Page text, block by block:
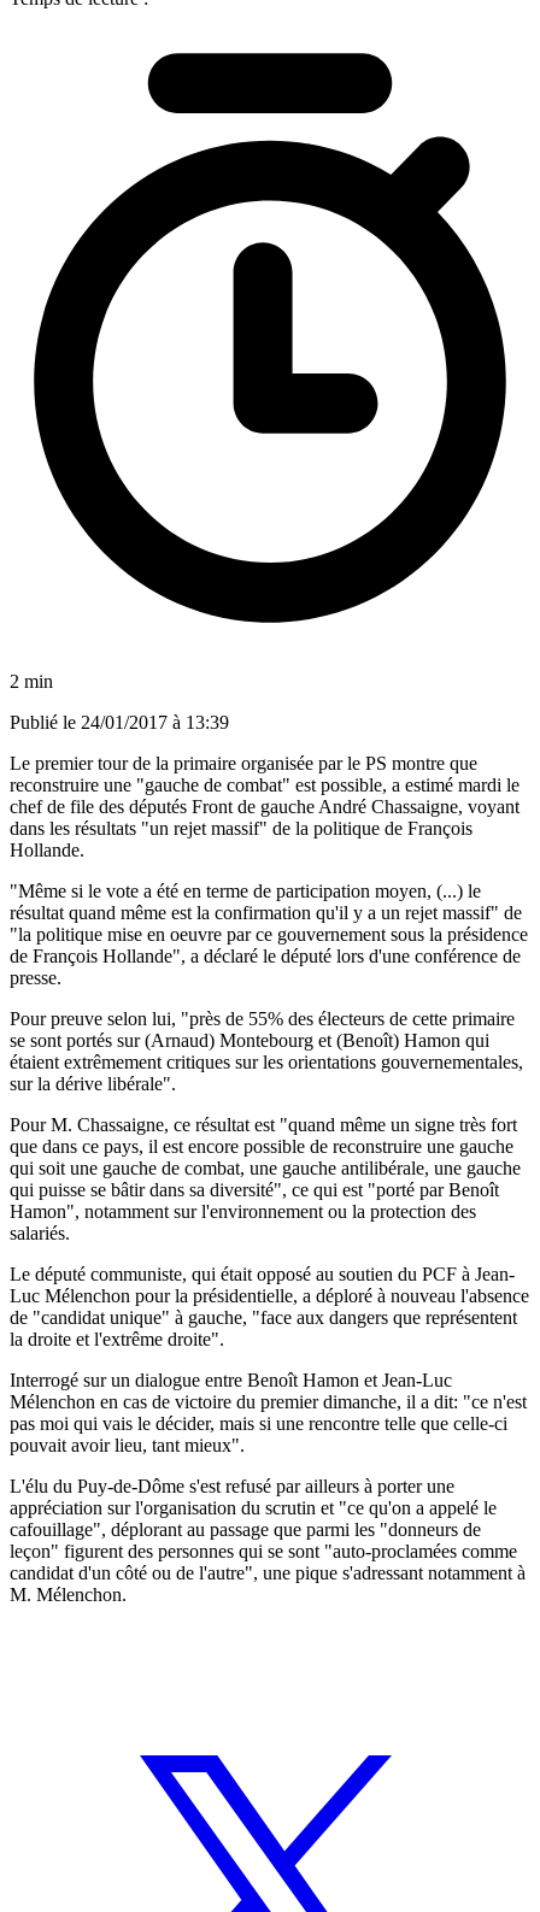
2 min
Publié le 24/01/2017 à 13:39
Le premier tour de la primaire organisée par le PS montre que
reconstruire une "gauche de combat" est possible, a estimé mardi le
chef de file des députés Front de gauche André Chassaigne, voyant
dans les résultats "un rejet massif" de la politique de François
Hollande.
"Même si le vote a été en terme de participation moyen, (...) le
résultat quand même est la confirmation qu'il y a un rejet massif" de
"la politique mise en oeuvre par ce gouvernement sous la présidence
de François Hollande", a déclaré le député lors d'une conférence de
presse.
Pour preuve selon lui, "près de 55% des électeurs de cette primaire
se sont portés sur (Arnaud) Montebourg et (Benoît) Hamon qui
étaient extrêmement critiques sur les orientations gouvernementales,
sur la dérive libérale".
Pour M. Chassaigne, ce résultat est "quand même un signe très fort
que dans ce pays, il est encore possible de reconstruire une gauche
qui soit une gauche de combat, une gauche antilibérale, une gauche
qui puisse se bâtir dans sa diversité", ce qui est "porté par Benoît
Hamon", notamment sur l'environnement ou la protection des
salariés.
Le député communiste, qui était opposé au soutien du PCF à Jean-
Luc Mélenchon pour la présidentielle, a déploré à nouveau l'absence
de "candidat unique" à gauche, "face aux dangers que représentent
la droite et l'extrême droite".
Interrogé sur un dialogue entre Benoît Hamon et Jean-Luc
Mélenchon en cas de victoire du premier dimanche, il a dit: "ce n'est
pas moi qui vais le décider, mais si une rencontre telle que celle-ci
pouvait avoir lieu, tant mieux".
L'élu du Puy-de-Dôme s'est refusé par ailleurs à porter une
appréciation sur l'organisation du scrutin et "ce qu'on a appelé le
cafouillage", déplorant au passage que parmi les "donneurs de
leçon" figurent des personnes qui se sont "auto-proclamées comme
candidat d'un côté ou de l'autre", une pique s'adressant notamment à
M. Mélenchon.